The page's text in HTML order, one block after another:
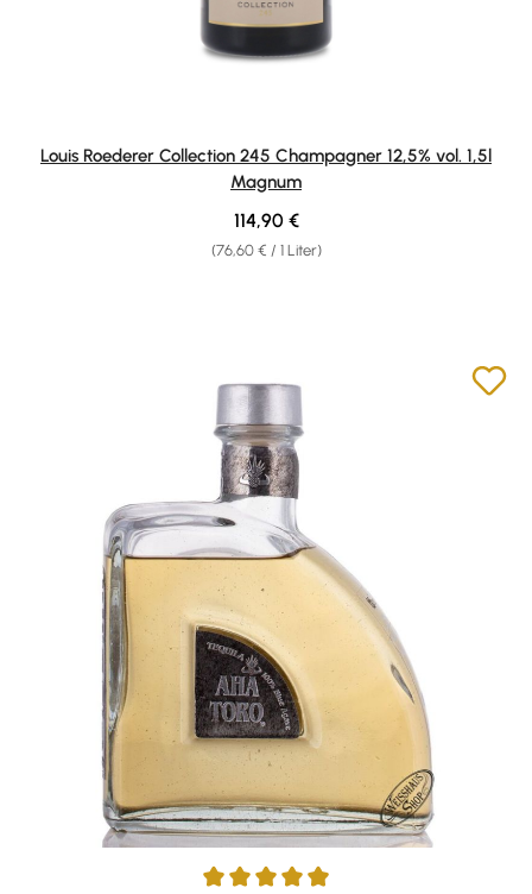
Louis Roederer Collection 245 Champagner 12,5% vol. 1,5l
Magnum
(76,60 € / 1 Liter)
Regulärer Preis:
114,90 €